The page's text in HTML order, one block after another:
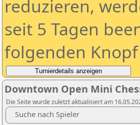
reduzieren,
seit 5 Tagen
folgenden
Downtown Open Mini
Die Seite wurde zuletzt aktualisiert am
Suche nach Spieler